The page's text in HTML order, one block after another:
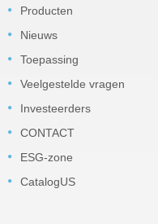
Producten
Nieuws
Toepassing
Veelgestelde vragen
Investeerders
CONTACT
ESG-zone
CatalogUS